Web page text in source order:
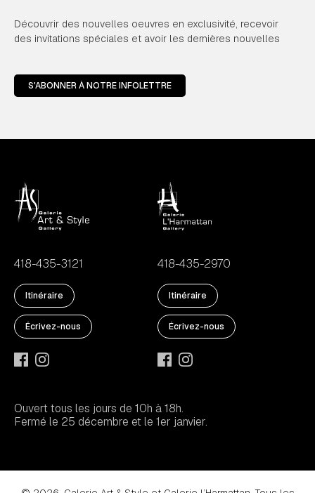
Découvrir des nouvelles oeuvres en exclusivité, recevoir
des invitations spéciales et avoir les dernières nouvelles
S'ABONNER À NOTRE INFOLETTRE
418-435-3121
Itinéraire
Écrivez-nous
418-435-2970
Itinéraire
Écrivez-nous
Ouvert tous les jours de 10h à 18h.
Fermé le 25 décembre et le 1er janvier.